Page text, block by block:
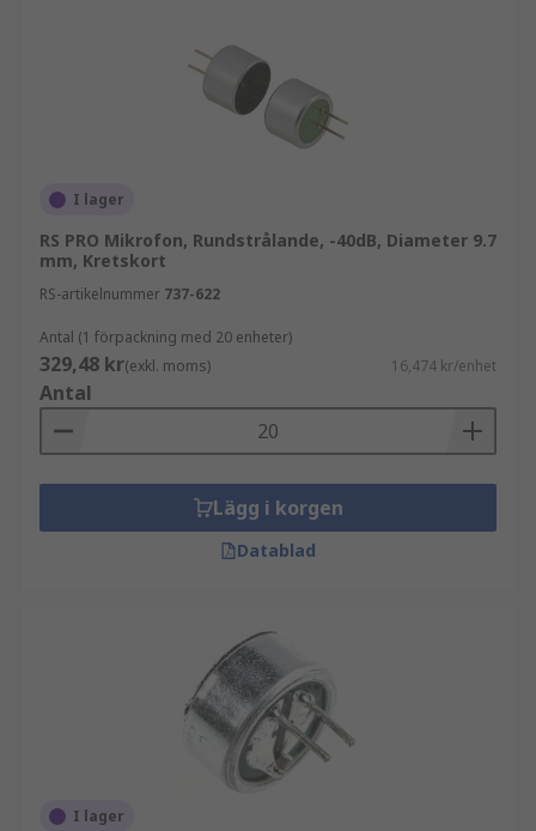
I lager
RS PRO Mikrofon, Rundstrålande, -40dB, Diameter 9.7
mm, Kretskort
RS-artikelnummer 737-622
Antal (1 förpackning med 20 enheter)
329,48 kr(exkl. moms) 16,474 kr/enhet
Antal
Lägg i korgen
Datablad
I lager